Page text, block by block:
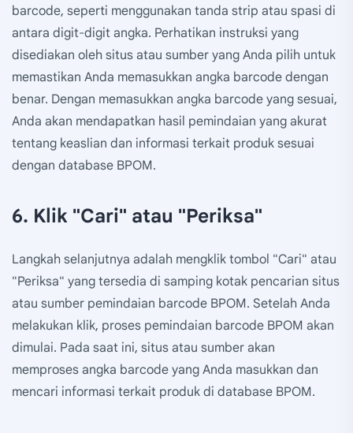
barcode, seperti menggunakan tanda strip atau spasi di
antara digit-digit angka. Perhatikan instruksi yang
disediakan oleh situs atau sumber yang Anda pilih untuk
memastikan Anda memasukkan angka barcode dengan
benar. Dengan memasukkan angka barcode yang sesuai,
Anda akan mendapatkan hasil pemindaian yang akurat
tentang keaslian dan informasi terkait produk sesuai
dengan database BPOM.
6. Klik "Cari" atau "Periksa"
Langkah selanjutnya adalah mengklik tombol "Cari" atau
"Periksa" yang tersedia di samping kotak pencarian situs
atau sumber pemindaian barcode BPOM. Setelah Anda
melakukan klik, proses pemindaian barcode BPOM akan
dimulai. Pada saat ini, situs atau sumber akan
memproses angka barcode yang Anda masukkan dan
mencari informasi terkait produk di database BPOM.